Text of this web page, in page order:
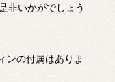
非いかがでしょう
ンの付属はありま